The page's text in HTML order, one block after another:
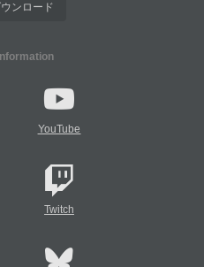
ンロード
YouTube
Twitch